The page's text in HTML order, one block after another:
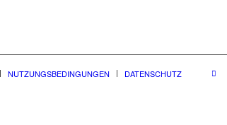
NUTZUNGSBEDINGUNGEN DATENSCHUTZ